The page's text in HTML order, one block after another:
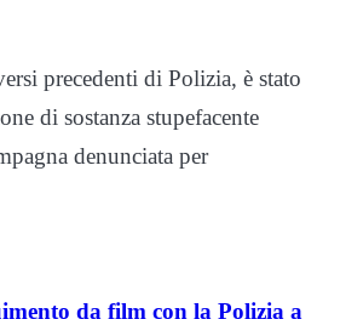
precedenti di Polizia, è stato
di sostanza stupefacente
denunciata per
da film con la Polizia a